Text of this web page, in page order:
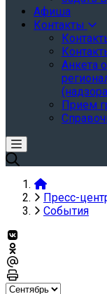
Афиша
Контакты
Анкета
Прием
Пресс-
События